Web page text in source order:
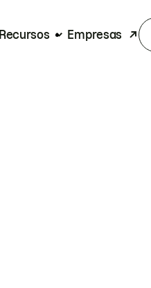
Recursos Empresas